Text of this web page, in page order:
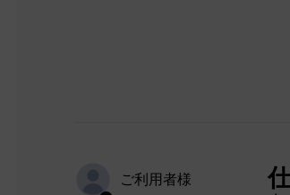
ご利用者様